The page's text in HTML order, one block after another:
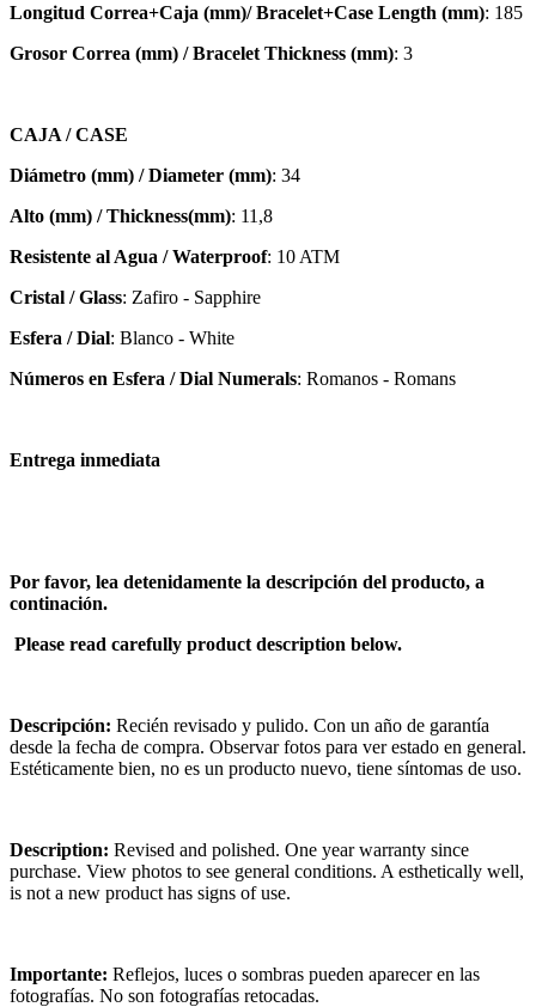
Longitud Correa+Caja (mm)/ Bracelet+Case Length (mm): 185
Grosor Correa (mm) / Bracelet Thickness (mm): 3
CAJA / CASE
Diámetro (mm) / Diameter (mm): 34
Alto (mm) / Thickness(mm): 11,8
Resistente al Agua / Waterproof: 10 ATM
Cristal / Glass: Zafiro - Sapphire
Esfera / Dial: Blanco - White
Números en Esfera / Dial Numerals: Romanos - Romans
Entrega inmediata
Por favor, lea detenidamente la descripción del producto, a
continación.
Please read carefully product description below.
Descripción: Recién revisado y pulido. Con un año de garantía
desde la fecha de compra. Observar fotos para ver estado en general.
Estéticamente bien, no es un producto nuevo, tiene síntomas de uso.
Description: Revised and polished. One year warranty since
purchase. View photos to see general conditions. A esthetically well,
is not a new product has signs of use.
Importante: Reflejos, luces o sombras pueden aparecer en las
fotografías. No son fotografías retocadas.